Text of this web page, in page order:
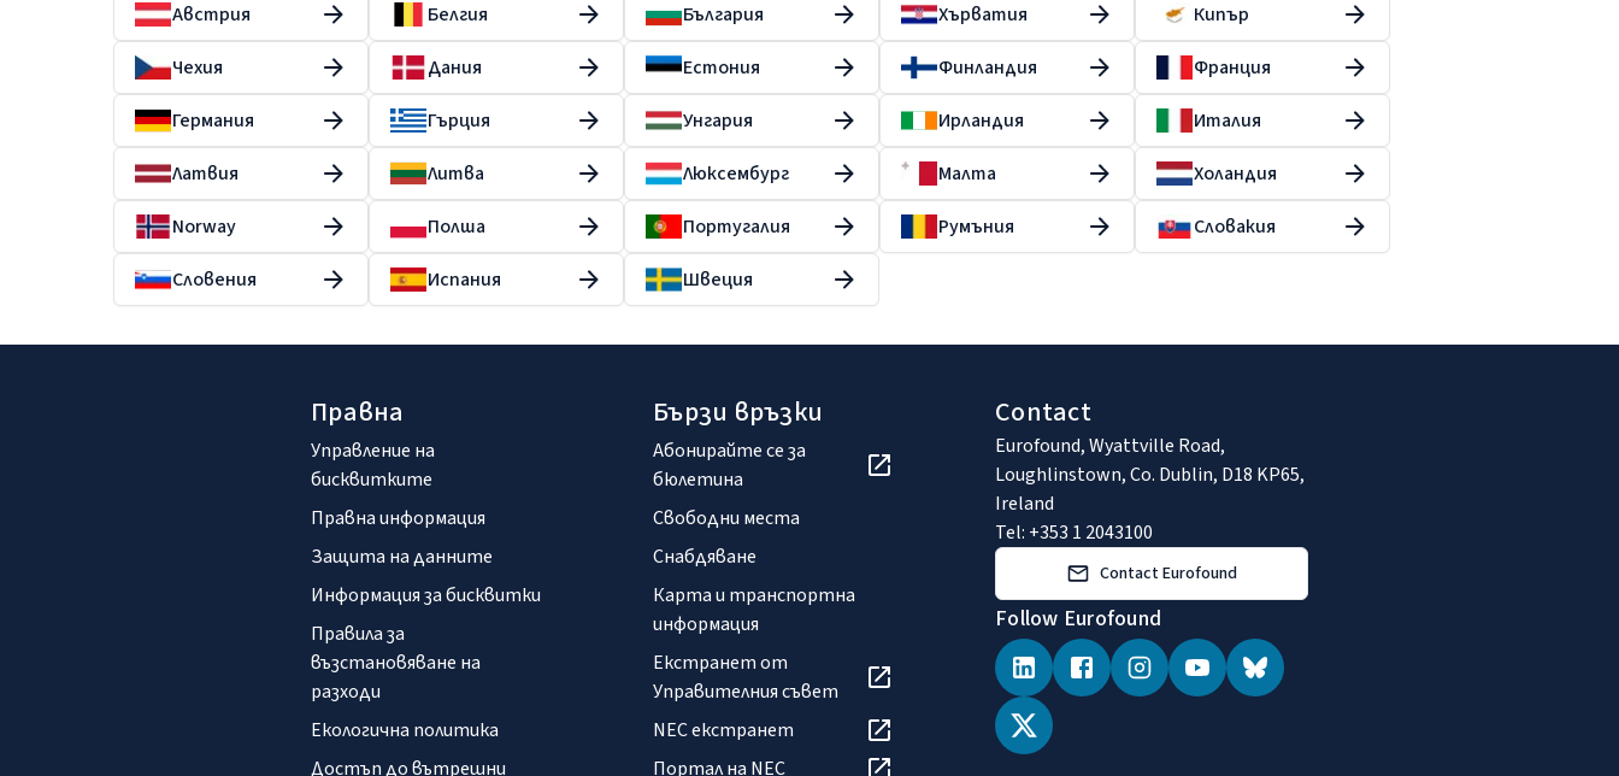
Австрия Белгия България Хърватия
Кипър
Чехия
Дания Естония Финландия
Франция
Германия
Гърция Унгария Ирландия
Италия
Латвия
Литва Люксембург Малта
Холандия
Norway
Полша Португалия Румъния
Словакия
Словения
Испания Швеция
Правна
Управление на
бисквитките
Правна информация
Защита на данните
Информация за бисквитки
Правила за
възстановяване на
разходи
Екологична политика
Достъп до вътрешни
Бързи връзки
Абонирайте се за
бюлетина
Свободни места
Снабдяване
Карта и транспортна
информация
Екстранет от
Управителния съвет
NEC екстранет
Портал на NEC
Contact
Eurofound, Wyattville Road,
Loughlinstown, Co. Dublin, D18 KP65,
Ireland
Tel: +353 1 2043100
Contact Eurofound
Follow Eurofound